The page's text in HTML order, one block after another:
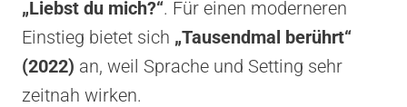
„Liebst du mich?“. Für einen moderneren
Einstieg bietet sich „Tausendmal berührt“
(2022) an, weil Sprache und Setting sehr
zeitnah wirken.